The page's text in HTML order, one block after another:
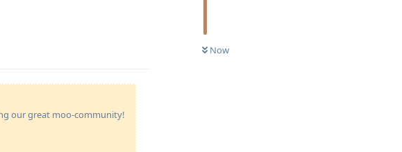
Now
our great moo-community!